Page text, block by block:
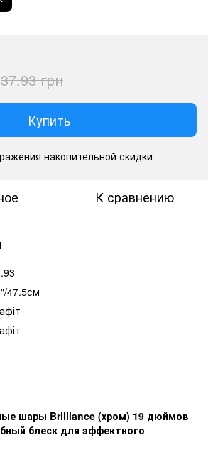
37.93 грн
Купить
накопительной скидки
К сравнению
47.5см
шары Brilliance (хром) 19 дюймов
блеск для эффектного